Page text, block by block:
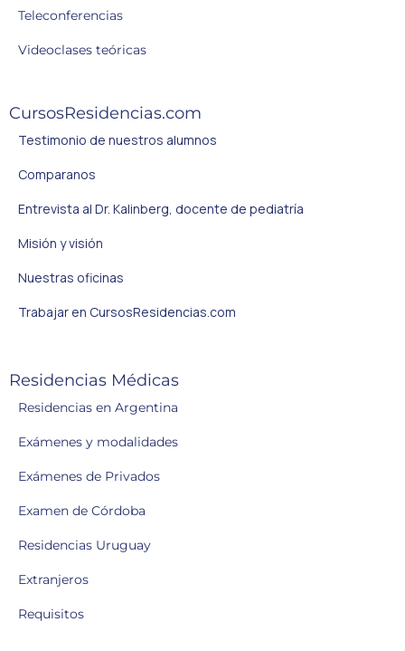
Teleconferencias
Videoclases teóricas
CursosResidencias.com
Testimonio de nuestros alumnos
Comparanos
Entrevista al Dr. Kalinberg, docente de pediatría
Misión y visión
Nuestras oficinas
Trabajar en CursosResidencias.com
Residencias Médicas
Residencias en Argentina
Exámenes y modalidades
Exámenes de Privados
Examen de Córdoba
Residencias Uruguay
Extranjeros
Requisitos